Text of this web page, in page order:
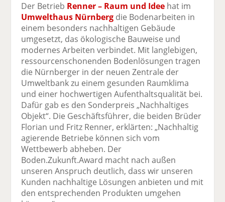
Der Betrieb Renner – Raum und Idee hat im
Umwelthaus Nürnberg die Bodenarbeiten in
einem besonders nachhaltigen Gebäude
umgesetzt, das ökologische Bauweise und
modernes Arbeiten verbindet. Mit langlebigen,
ressourcenschonenden Bodenlösungen tragen
die Nürnberger in der neuen Zentrale der
Umweltbank zu einem gesunden Raumklima
und einer hochwertigen Aufenthaltsqualität bei.
Dafür gab es den Sonderpreis „Nachhaltiges
Objekt“. Die Geschäftsführer, die beiden Brüder
Florian und Fritz Renner, erklärten: „Nachhaltig
agierende Betriebe können sich vom
Wettbewerb abheben. Der
Boden.Zukunft.Award macht nach außen
unseren Anspruch deutlich, dass wir unseren
Kunden nachhaltige Lösungen anbieten und mit
den entsprechenden Produkten umgehen